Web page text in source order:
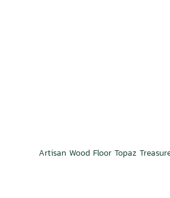
Artisan Wood Floor Topaz